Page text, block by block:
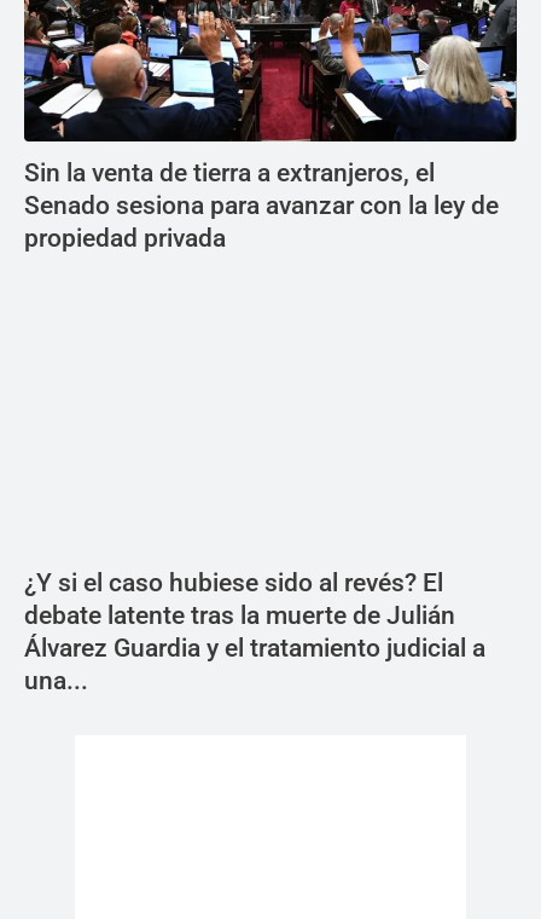
Sin la venta de tierra a extranjeros, el
Senado sesiona para avanzar con la ley de
propiedad privada
¿Y si el caso hubiese sido al revés? El
debate latente tras la muerte de Julián
Álvarez Guardia y el tratamiento judicial a
una...